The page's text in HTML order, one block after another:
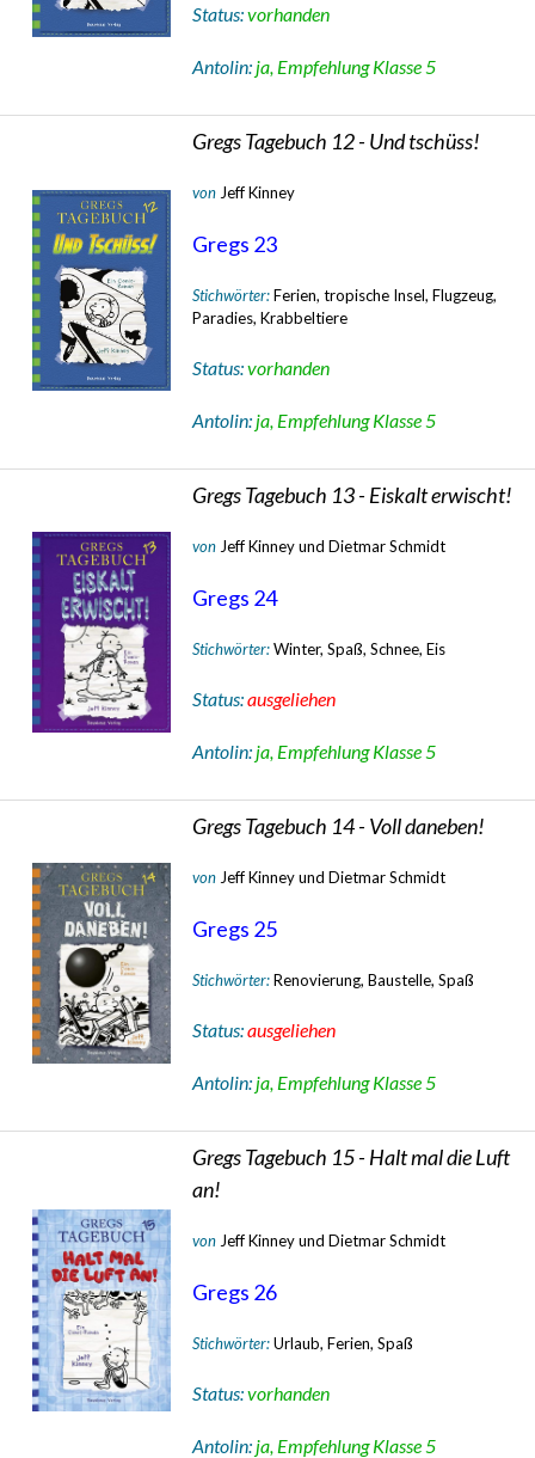
Status:vorhanden
Antolin: ja, Empfehlung Klasse 5
Gregs Tagebuch 12 - Und tschüss!
von Jeff Kinney
Gregs 23
Stichwörter:Ferien, tropische Insel, Flugzeug,
Paradies, Krabbeltiere
Status:vorhanden
Antolin: ja, Empfehlung Klasse 5
Gregs Tagebuch 13 - Eiskalt erwischt!
von Jeff Kinney und Dietmar Schmidt
Gregs 24
Stichwörter:Winter, Spaß, Schnee, Eis
Status:ausgeliehen
Antolin: ja, Empfehlung Klasse 5
Gregs Tagebuch 14 - Voll daneben!
von Jeff Kinney und Dietmar Schmidt
Gregs 25
Stichwörter:Renovierung, Baustelle, Spaß
Status:ausgeliehen
Antolin: ja, Empfehlung Klasse 5
Gregs Tagebuch 15 - Halt mal die Luft
an!
von Jeff Kinney und Dietmar Schmidt
Gregs 26
Stichwörter:Urlaub, Ferien, Spaß
Status:vorhanden
Antolin: ja, Empfehlung Klasse 5